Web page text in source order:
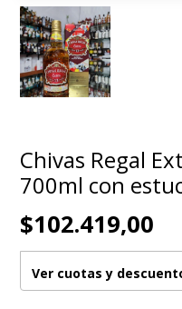
Chivas Regal
700ml con
$102.419,00
Ver cuotas y